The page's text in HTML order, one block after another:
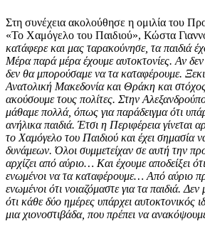
Στη συνέχεια ακολούθησε η ομιλία του
«Το Χαμόγελο του Παιδιού», Κώστα
κατάφερε και μας ταρακούνησε, τα παιδιά
Μέρα παρά μέρα έχουμε αυτοκτονίες. Αν
δεν θα μπορούσαμε να τα καταφέρουμε.
Ανατολική Μακεδονία και Θράκη και
ακούσουμε τους πολίτες. Στην
μάθαμε πολλά, όπως για παράδειγμα ότι
ανήλικα παιδιά. Έτσι η Περιφέρεια γίνεται
το Χαμόγελο του Παιδιού και έχει σημασία
δυνάμεων. Όλοι συμμετείχαν σε αυτή την
αρχίζει από αύριο… Και έχουμε αποδείξει
ενωμένοι να τα καταφέρουμε… Από αύριο
ενωμένοι ότι νοιαζόμαστε για τα παιδιά.
ότι κάθε δύο ημέρες υπάρχει αυτοκτονικός
μια χιονοστιβάδα, που πρέπει να